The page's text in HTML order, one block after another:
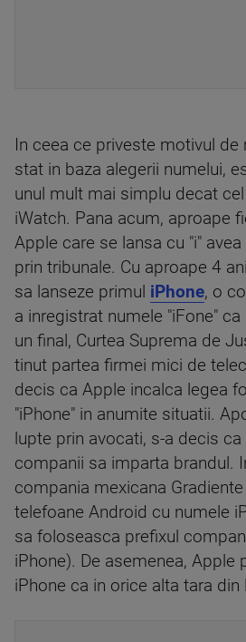
In ceea ce priveste motivul de
stat in baza alegerii numelui,
unul mult mai simplu decat
iWatch. Pana acum, aproape
Apple care se lansa cu "i"
prin tribunale. Cu aproape 4
sa lanseze primul iPhone, o
a inregistrat numele "iFone"
un final, Curtea Suprema de
tinut partea firmei mici de
decis ca Apple incalca legea
"iPhone" in anumite situatii.
lupte prin avocati, s-a decis ca
companii sa imparta brandul.
compania mexicana
telefoane Android cu numele
sa foloseasca prefixul
iPhone). De asemenea, Apple
iPhone ca in orice alta tara din